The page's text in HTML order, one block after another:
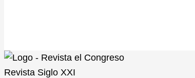
Revista Siglo XXI